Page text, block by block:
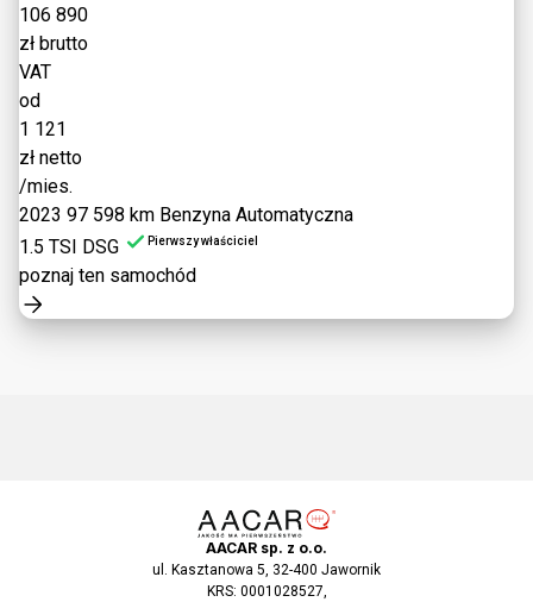
106 890
zł brutto
VAT
od
1 121
zł netto
/mies.
2023 97 598 km Benzyna Automatyczna
1.5 TSI DSG
Pierwszy właściciel
poznaj ten samochód
AACAR sp. z o.o.
ul. Kasztanowa 5, 32-400 Jawornik
KRS: 0001028527,